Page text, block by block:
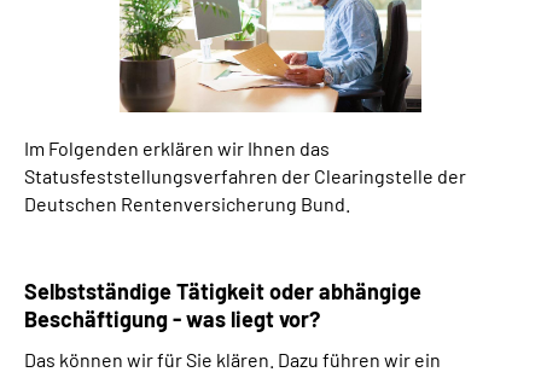
Mein Kundenportal
Im Folgenden erklären wir Ihnen das
Statusfeststellungsverfahren der Clearingstelle der
Deutschen Rentenversicherung Bund.
Selbstständige Tätigkeit oder abhängige
Beschäftigung - was liegt vor?
Das können wir für Sie klären. Dazu führen wir ein